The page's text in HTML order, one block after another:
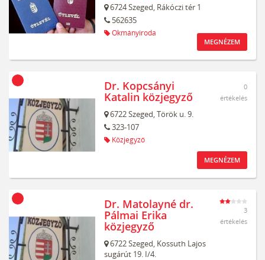
6724Szeged, Rákóczi tér 1
562635
Okmányiroda
MEGNÉZEM
Dr. Kopcsányi
Katalin közjegyző
6722Szeged,Török u. 9.
323-107
Közjegyző
0
értékelés
MEGNÉZEM
Dr. Matolayné dr.
Pálmai Erika
közjegyző
6722Szeged, Kossuth Lajos
sugárút 19. I/4.
3
értékelés